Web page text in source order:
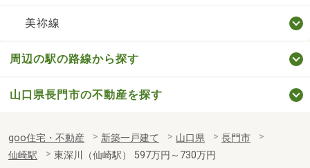
美祢線
周辺の駅の路線から探す
山口県長門市の不動産を探す
goo住宅・不動産 新築一戸建て 山口県
長門市
仙崎駅
東深川（仙崎駅） 597万円～730万円